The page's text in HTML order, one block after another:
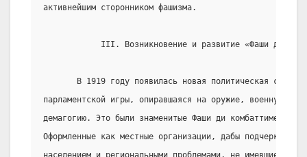
активнейшим сторонником фашизма.
III. Возникновение и развитие «Фаши ди
В 1919 году появилась новая политическая сила,
парламентской игры, опиравшаяся на оружие, военную
демагогию. Это были знаменитые Фаши ди комбаттименто -
Оформленные как местные организации, дабы подчеркнуть